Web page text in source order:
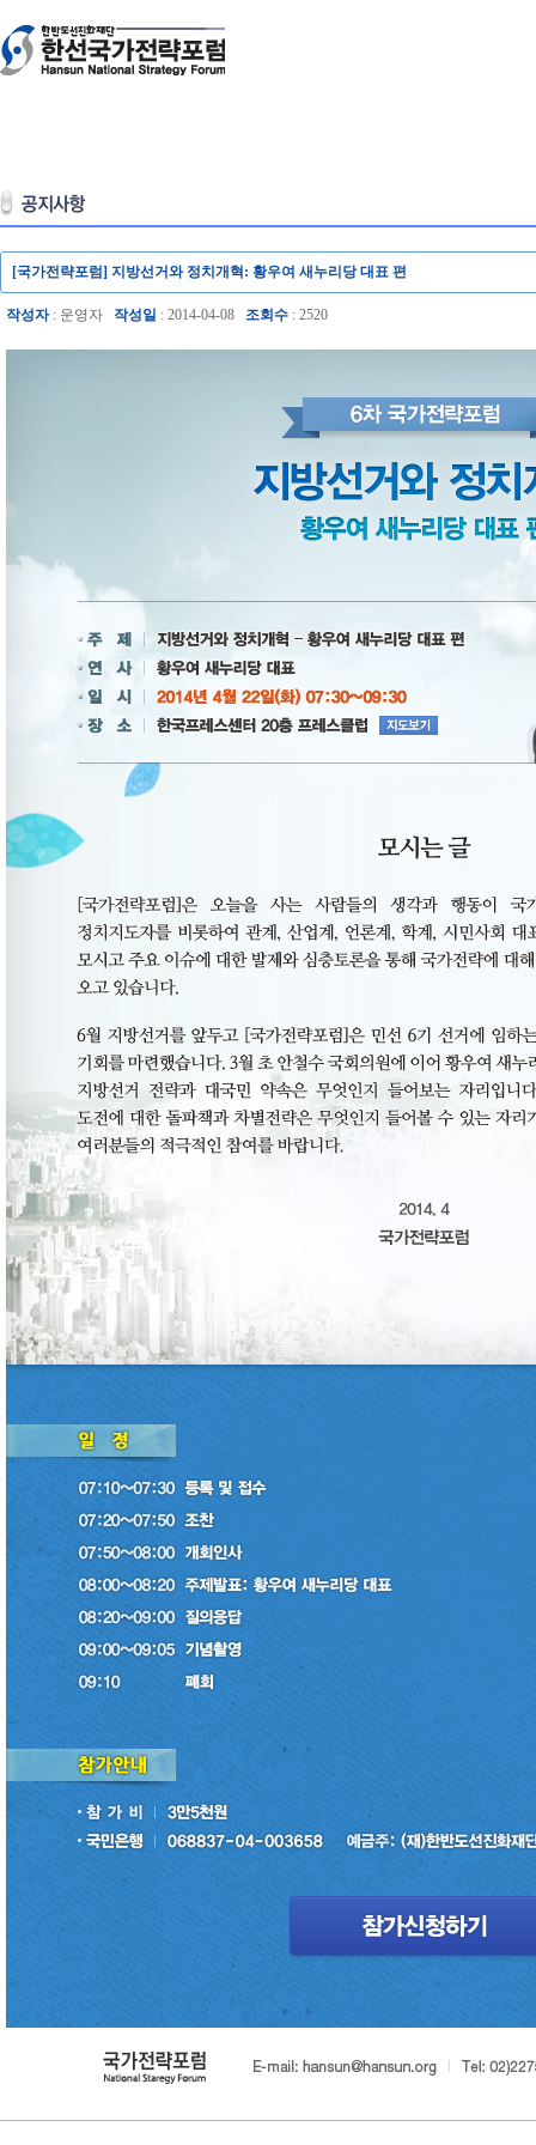
[국가전략포럼] 지방선거와 정치개혁: 황우여 새누리당 대표 편
작성자: 운영자 작성일 : 2014-04-08 조회수 : 2520